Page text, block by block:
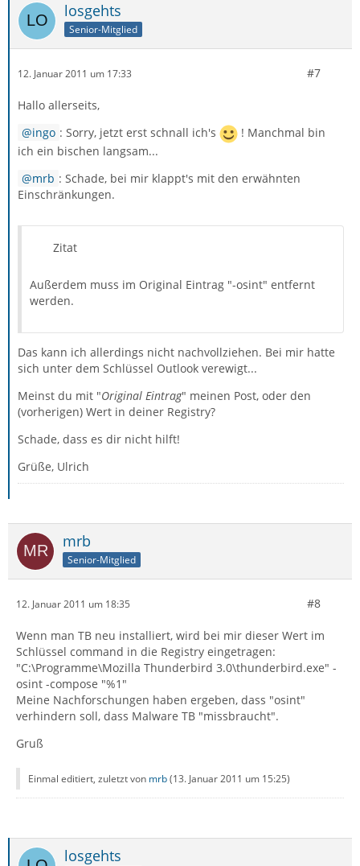
losgehts
Senior-Mitglied
12. Januar 2011 um 17:33 #7
Hallo allerseits,
ingo : Sorry, jetzt erst schnall ich's
! Manchmal bin
ich ein bischen langsam...
mrb : Schade, bei mir klappt's mit den erwähnten
Einschränkungen.
Zitat
Außerdem muss im Original Eintrag "-osint" entfernt
werden.
Das kann ich allerdings nicht nachvollziehen. Bei mir hatte
sich unter dem Schlüssel Outlook verewigt...
Meinst du mit "Original Eintrag" meinen Post, oder den
(vorherigen) Wert in deiner Registry?
Schade, dass es dir nicht hilft!
Grüße, Ulrich
mrb
Senior-Mitglied
12. Januar 2011 um 18:35 #8
Wenn man TB neu installiert, wird bei mir dieser Wert im
Schlüssel command in die Registry eingetragen:
"C:\Programme\Mozilla Thunderbird 3.0\thunderbird.exe" -
osint -compose "%1"
Meine Nachforschungen haben ergeben, dass "osint"
verhindern soll, dass Malware TB "missbraucht".
Gruß
Einmal editiert, zuletzt von mrb(13. Januar 2011 um 15:25)
losgehts